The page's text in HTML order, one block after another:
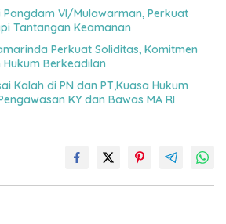
Pangdam VI/Mulawarman, Perkuat
Tantangan Keamanan
Perkuat Soliditas, Komitmen
Berkeadilan
Kalah di PN dan PT,Kuasa Hukum
KY dan Bawas MA RI